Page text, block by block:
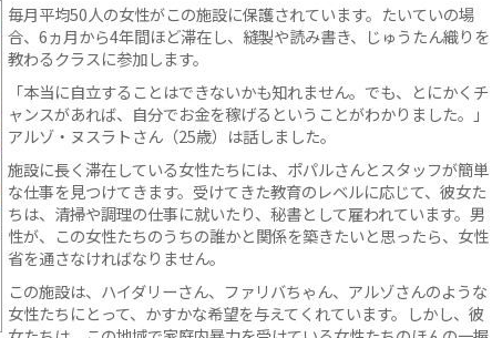
毎月平均50人の女性がこの施設に保護されています。たいていの場
合、6ヵ月から4年間ほど滞在し、縫製や読み書き、じゅうたん織りを
教わるクラスに参加します。
「本当に自立することはできないかも知れません。でも、とにかくチ
ャンスがあれば、自分でお金を稼げるということがわかりました。」
アルゾ・ヌスラトさん（25歳）は話しました。
施設に長く滞在している女性たちには、ポパルさんとスタッフが簡単
な仕事を見つけてきます。受けてきた教育のレベルに応じて、彼女た
ちは、清掃や調理の仕事に就いたり、秘書として雇われています。男
性が、この女性たちのうちの誰かと関係を築きたいと思ったら、女性
省を通さなければなりません。
この施設は、ハイダリーさん、ファリバちゃん、アルゾさんのような
女性たちにとって、かすかな希望を与えてくれています。しかし、彼